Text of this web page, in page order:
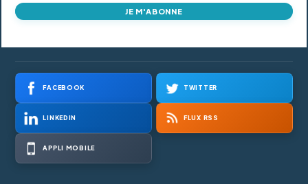
JE M'ABONNE
FACEBOOK TWITTER
LINKEDIN FLUX RSS
APPLI MOBILE